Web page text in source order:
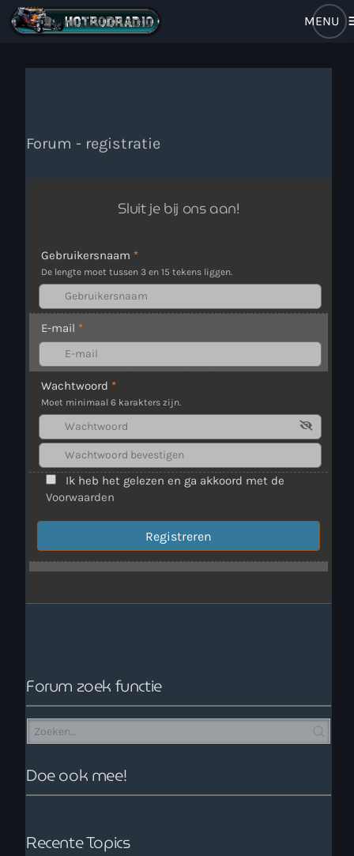
Programma
Stem Op Ons
Muziek Nieuws
Webcam
Verzoekjes
PM Box
Inloggen
HotrodRadio – Contact
Forum - registratie
Sluit je bij ons aan!
Gebruikersnaam *
De lengte moet tussen 3 en 15 tekens liggen.
E-mail *
Wachtwoord *
Moet minimaal 6 karakters zijn.
Ik heb het gelezen en ga akkoord met de
Voorwaarden
Forum zoek functie
Doe ook mee!
Recente Topics